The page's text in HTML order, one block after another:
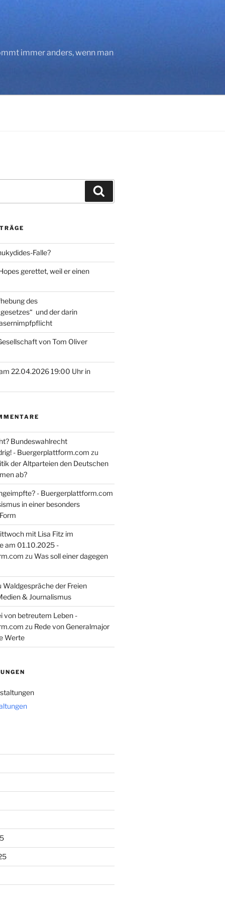
immer anders, wenn man
Falle?
gerettet, weil er einen
des
und der darin
von Tom Oliver
22.04.2026 19:00 Uhr in
Bundeswahlrecht
- Buergerplattform.com zu
der Altparteien den Deutschen
ab?
- Buergerplattform.com
in einer besonders
mit Lisa Fitz im
am 01.10.2025 -
zu Was soll einer dagegen
Waldgespräche der Freien
& Journalismus
von betreutem Leben -
zu Rede von Generalmajor
Werte